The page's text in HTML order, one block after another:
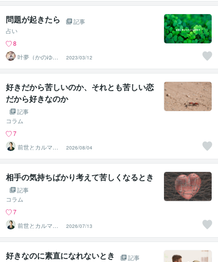
問題が起きたら
記事
占い
8
叶夢（かのゆ
め）
2023/03/12
好きだから苦しいのか、それとも苦しい恋
だから好きなのか
記事
コラム
7
前世とカルマの
翻訳者 Haku
2026/08/04
相手の気持ちばかり考えて苦しくなるとき
記事
コラム
7
前世とカルマの
翻訳者 Haku
2026/07/13
好きなのに素直になれないとき
記事